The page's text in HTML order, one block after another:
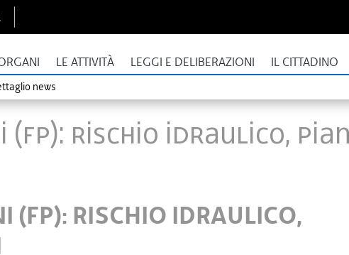
LE ATTIVITÀ LEGGI E DELIBERAZIONI IL CITTADINO
news
RISCHIO IDRAULICO,
(FP): RISCHIO IDRAULICO,